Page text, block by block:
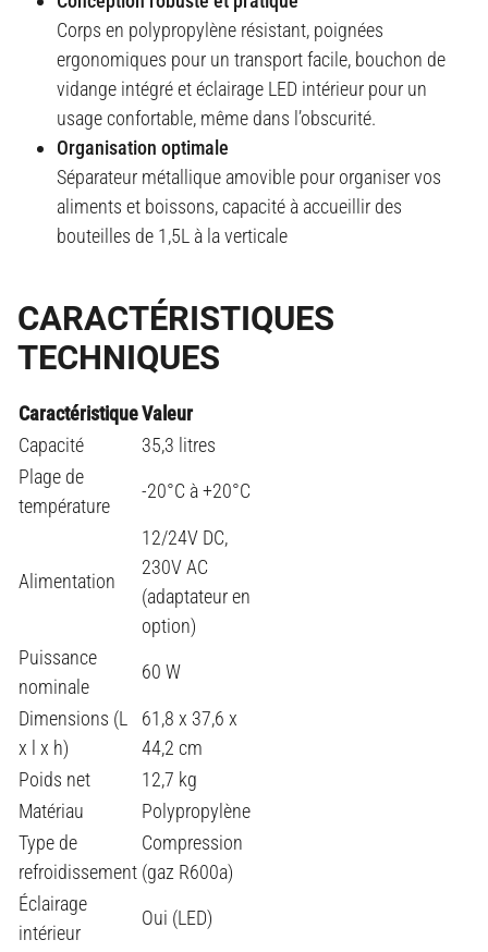
Corps en polypropylène résistant, poignées
ergonomiques pour un transport facile, bouchon de
vidange intégré et éclairage LED intérieur pour un
usage confortable, même dans l’obscurité.
Organisation optimale
Séparateur métallique amovible pour organiser vos
aliments et boissons, capacité à accueillir des
bouteilles de 1,5L à la verticale
CARACTÉRISTIQUES
TECHNIQUES
CaractéristiqueValeur
Capacité
35,3 litres
Plage de
température
-20°C à +20°C
Alimentation
12/24V DC,
230V AC
(adaptateur en
option)
Puissance
nominale
60 W
Dimensions (L
x l x h)
61,8 x 37,6 x
44,2 cm
Poids net
12,7 kg
Matériau
Polypropylène
Type de
refroidissement
Compression
(gaz R600a)
Éclairage
intérieur
Oui (LED)